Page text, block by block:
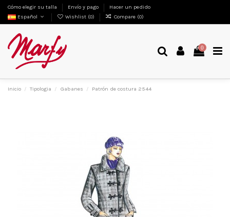
Cómo elegir su talla Envío y pago
Hacer un pedido
Español
Wishlist (0) Compare (0)
0
Inicio Tipologia Gabanes Patrón de costura 2544